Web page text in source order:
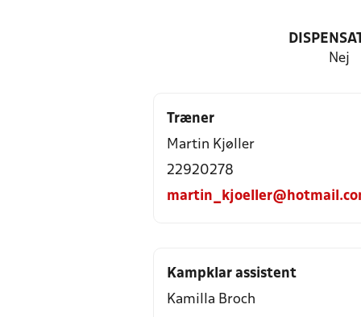
Nej
Træner
Martin Kjøller
22920278
Kampklar assistent
Kamilla Broch